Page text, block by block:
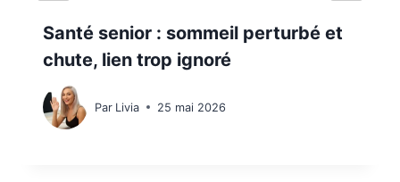
Santé senior : sommeil perturbé et
chute, lien trop ignoré
Par Livia 25 mai 2026